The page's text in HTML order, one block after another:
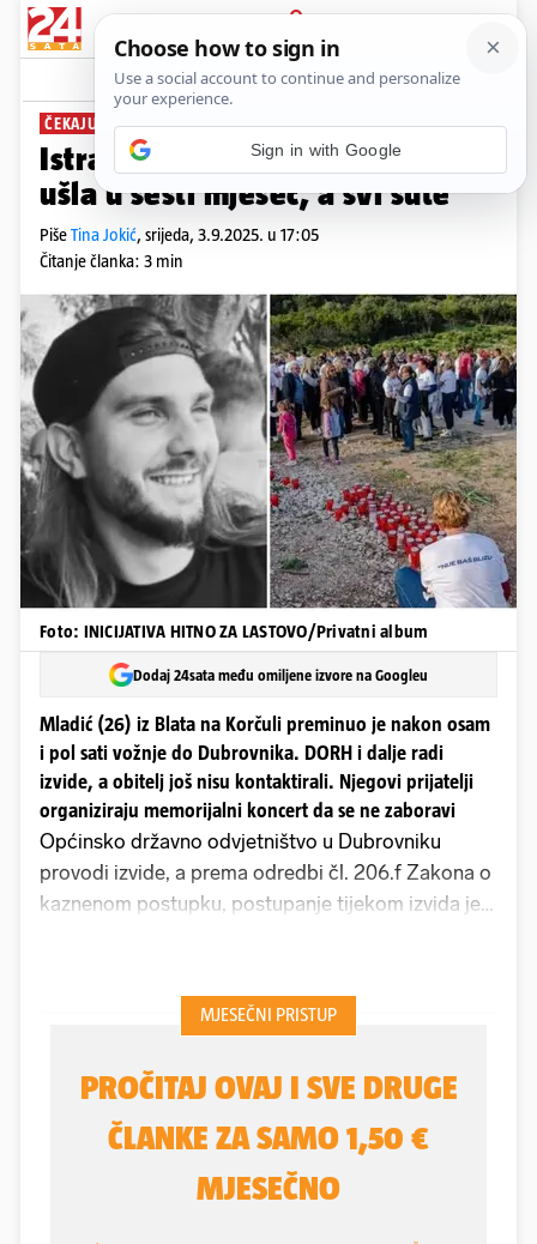
PRIJAVA
News Komentari
ČEKAJU SE ODGOVORI PLUS+
Istraga o smrti Frane Borovine
ušla u šesti mjesec, a svi šute
PišeTina Jokić, srijeda, 3.9.2025. u 17:05
Čitanje članka: 3 min
Foto: INICIJATIVA HITNO ZA LASTOVO/Privatni album
Dodaj 24sata među omiljene izvore na Googleu
Mladić (26) iz Blata na Korčuli preminuo je nakon osam
i pol sati vožnje do Dubrovnika. DORH i dalje radi
izvide, a obitelj još nisu kontaktirali. Njegovi prijatelji
organiziraju memorijalni koncert da se ne zaboravi
Općinsko državno odvjetništvo u Dubrovniku
provodi izvide, a prema odredbi čl. 206.f Zakona o
kaznenom postupku, postupanje tijekom izvida je
26-godišnjeg Frane Borovine iz Blata na Korčuli.
Od njegove smrti uskoro će biti šest mjeseci, a
dobila nikakav odgovor o tome je li njegov prerani
odlazak mogao biti spriječen da su svi u
zdravstvenom lancu svoj dio posla odradili s više
odgovornosti, pa i empatije.
Sign in with Google